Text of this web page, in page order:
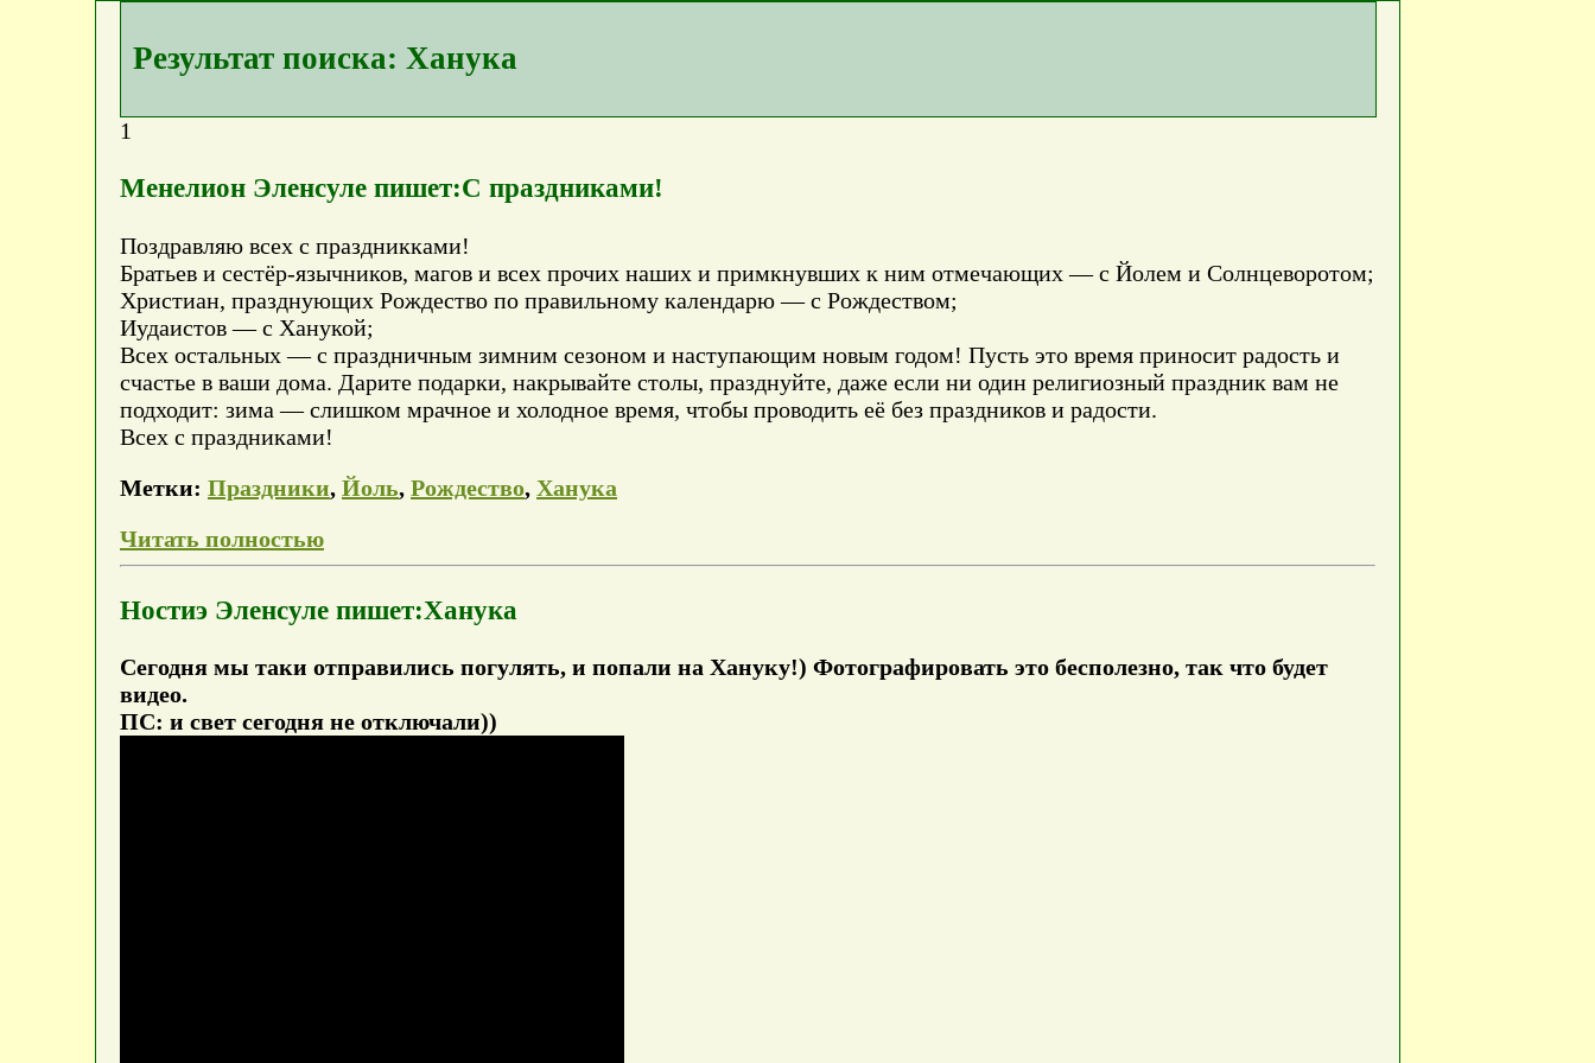
Результат поиска: Ханука
1
Менелион Эленсуле пишет:С праздниками!
Поздравляю всех с праздникками!
Братьев и сестёр-язычников, магов и всех прочих наших и примкнувших к ним отмечающих — с Йолем и Солнцеворотом;
Христиан, празднующих Рождество по правильному календарю — с Рождеством;
Иудаистов — с Ханукой;
Всех остальных — с праздничным зимним сезоном и наступающим новым годом! Пусть это время приносит радость и
счастье в ваши дома. Дарите подарки, накрывайте столы, празднуйте, даже если ни один религиозный праздник вам не
подходит: зима — слишком мрачное и холодное время, чтобы проводить её без праздников и радости.
Всех с праздниками!
Метки: Праздники, Йоль, Рождество, Ханука
Читать полностью
Ностиэ Эленсуле пишет:Ханука
Сегодня мы таки отправились погулять, и попали на Хануку!) Фотографировать это бесполезно, так что будет
видео.
ПС: и свет сегодня не отключали))